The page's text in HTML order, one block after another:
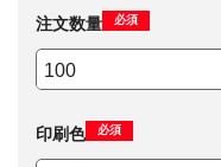
注文数量 必須
印刷色 必須